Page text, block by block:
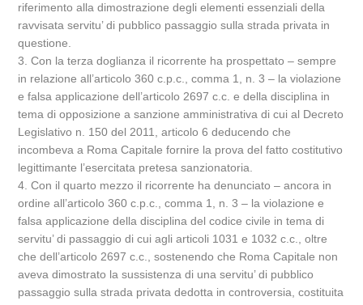
riferimento alla dimostrazione degli elementi essenziali della
ravvisata servitu’ di pubblico passaggio sulla strada privata in
questione.
3. Con la terza doglianza il ricorrente ha prospettato – sempre
in relazione all’articolo 360 c.p.c., comma 1, n. 3 – la violazione
e falsa applicazione dell’articolo 2697 c.c. e della disciplina in
tema di opposizione a sanzione amministrativa di cui al Decreto
Legislativo n. 150 del 2011, articolo 6 deducendo che
incombeva a Roma Capitale fornire la prova del fatto costitutivo
legittimante l’esercitata pretesa sanzionatoria.
4. Con il quarto mezzo il ricorrente ha denunciato – ancora in
ordine all’articolo 360 c.p.c., comma 1, n. 3 – la violazione e
falsa applicazione della disciplina del codice civile in tema di
servitu’ di passaggio di cui agli articoli 1031 e 1032 c.c., oltre
che dell’articolo 2697 c.c., sostenendo che Roma Capitale non
aveva dimostrato la sussistenza di una servitu’ di pubblico
passaggio sulla strada privata dedotta in controversia, costituita